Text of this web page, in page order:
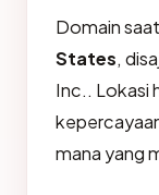
Domain
States,
Inc.. Lokasi
mana yang